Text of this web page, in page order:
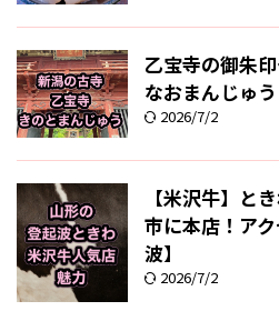
乙宝寺の御朱
なおまんじゅ
2026/7/2
【米沢牛】と
市に本店！ア
波】
2026/7/2